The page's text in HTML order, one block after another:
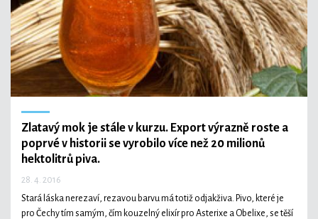
Zlatavý mok je stále v kurzu. Export výrazně roste a
poprvé v historii se vyrobilo více než 20 milionů
hektolitrů piva.
28. 4. 2016
Stará láska nerezaví, rezavou barvu má totiž odjakživa. Pivo, které je
pro Čechy tím samým, čím kouzelný elixír pro Asterixe a Obelixe, se těší